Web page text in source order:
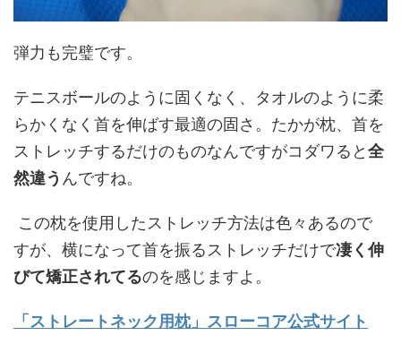
弾力も完璧です。
テニスボールのように固くなく、タオルのように柔
らかくなく首を伸ばす最適の固さ。たかが枕、首を
ストレッチするだけのものなんですがコダワると全
然違う んですね。
この枕を使用したストレッチ方法は色々あるので
すが、横になって首を振るストレッチだけで凄く伸
びて矯正されてるのを感じますよ。
「ストレートネック用枕」スローコア公式サイト